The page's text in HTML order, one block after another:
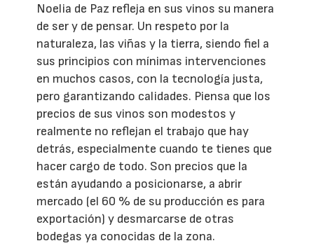
Noelia de Paz refleja en sus vinos su manera
de ser y de pensar. Un respeto por la
naturaleza, las viñas y la tierra, siendo fiel a
sus principios con mínimas intervenciones
en muchos casos, con la tecnología justa,
pero garantizando calidades. Piensa que los
precios de sus vinos son modestos y
realmente no reflejan el trabajo que hay
detrás, especialmente cuando te tienes que
hacer cargo de todo. Son precios que la
están ayudando a posicionarse, a abrir
mercado (el 60 % de su producción es para
exportación) y desmarcarse de otras
bodegas ya conocidas de la zona.